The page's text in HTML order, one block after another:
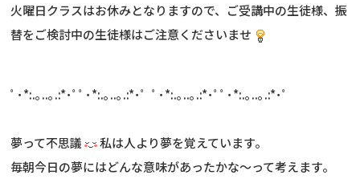
火曜日クラスはお休みとなりますので、ご受講中の生徒様、振
替をご検討中の生徒様はご注意くださいませ
ﾟ･*:.｡..｡.:*･ﾟﾟ･*:.｡..｡.:*･ﾟ ﾟ･*:.｡..｡.:*･ﾟﾟ･*:.｡..｡.:*･ﾟ
夢って不思議
私は人より夢を覚えています。
毎朝今日の夢にはどんな意味があったかな～って考えます。